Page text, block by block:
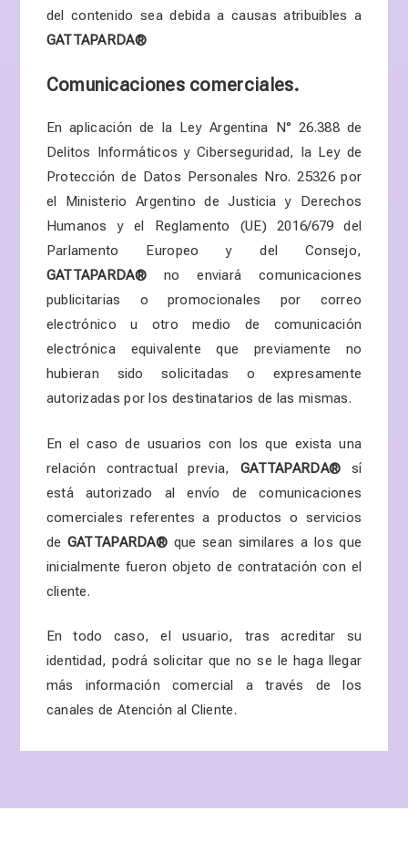
del contenido sea debida a causas atribuibles a
GATTAPARDA®
Comunicaciones comerciales.
En aplicación de l a Ley Argentina N° 26.388 de
Delitos Informáticos y Ciberseguridad, la Ley de
Protección de Datos Personales Nro. 25326 por
el Ministerio Argentino de Justicia y Derechos
Humanos y el Reglamento (UE) 2016/679 del
Parlamento Europeo y del Consejo,
GATTAPARDA® no enviará comunicaciones
publicitarias o promocionales por correo
electrónico u otro medio de comunicación
electrónica equivalente que previamente no
hubieran sido solicitadas o expresamente
autorizadas por los destinatarios de las mismas.
En el caso de usuarios con los que exista una
relación contractual previa, GATTAPARDA® sí
está autorizado al envío de comunicaciones
comerciales referentes a productos o servicios
de GATTAPARDA® que sean similares a los que
inicialmente fueron objeto de contratación con el
cliente.
En todo caso, el usuario, tras acreditar su
identidad, podrá solicitar que no se le haga llegar
más información comercial a través de los
canales de Atención al Cliente.